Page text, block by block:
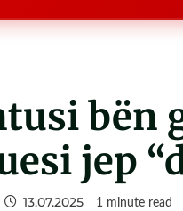
bën
jep
13.07.2025 1 minute read